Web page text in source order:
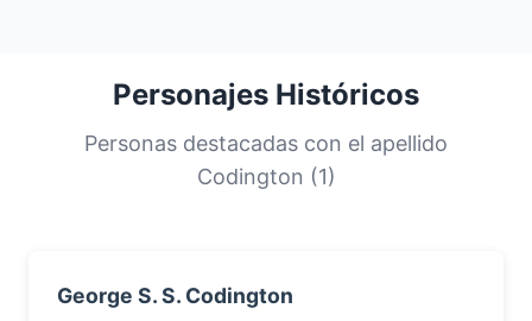
compartidos por una gran proporción de la
población. Esta distribución nos ayuda a
comprender los orígenes y la historia
migratoria de las familias con este apellido.
Personajes Históricos
Personas destacadas con el apellido
Codington (1)
George S. S. Codington